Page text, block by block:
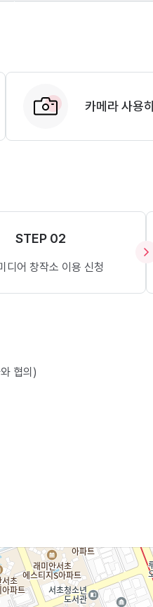
카메라 사용
STEP 02
디어 창작소 이용 신청
협의)